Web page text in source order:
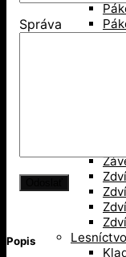
Lesníctvo
Správa
Popis